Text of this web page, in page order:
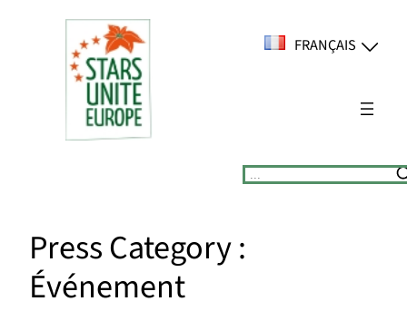
FRANÇAIS
Suchen
Press Category :
Événement